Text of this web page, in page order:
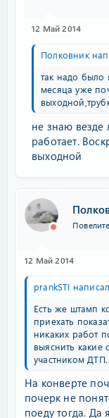
12 Май 2014
Полковник
так надо было
месяца уже
не знаю везде
работает.
выходной
12 Май 2014
prankSTI
Есть же штамп
приехать
никаких работ
выяснить какие
участником ДТП.
На конверте
почерк не
поеду тогда. Да